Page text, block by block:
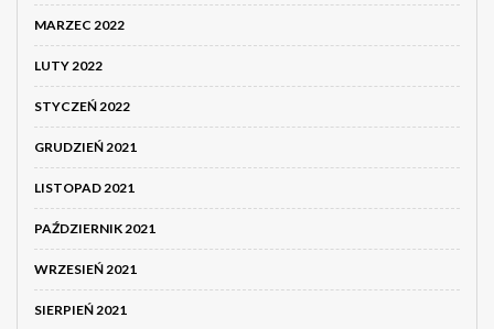
MARZEC 2022
LUTY 2022
STYCZEŃ 2022
GRUDZIEŃ 2021
LISTOPAD 2021
PAŹDZIERNIK 2021
WRZESIEŃ 2021
SIERPIEŃ 2021